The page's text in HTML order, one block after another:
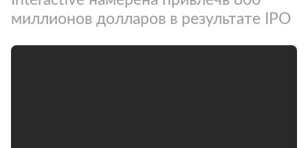
миллионов долларов в результате IPO